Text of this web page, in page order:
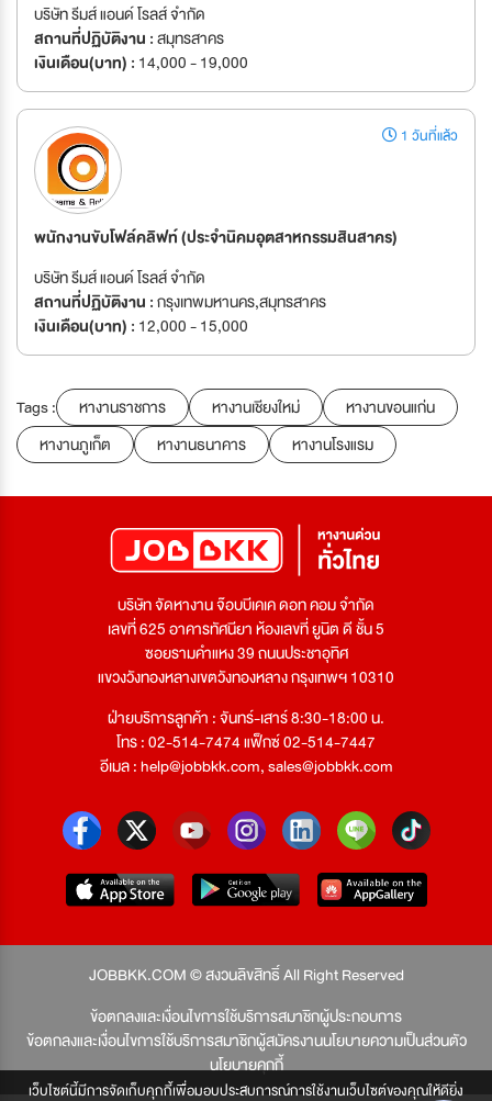
เว็บไซต์นี้มีการจัดเก็บคุกกี้เพื่อมอบประสบการณ์การใช้งานเว็บไซต์ของคุณให้ดียิ่ง
บริษัท รีมส์ แอนด์ โรลส์ จำกัด
สถานที่ปฏิบัติงาน :สมุทรสาคร
เงินเดือน(บาท) : 14,000 - 19,000
1 วันที่แล้ว
พนักงานขับโฟล์คลิฟท์ (ประจำนิคมอุตสาหกรรมสินสาคร)
บริษัท รีมส์ แอนด์ โรลส์ จำกัด
สถานที่ปฏิบัติงาน :กรุงเทพมหานคร,สมุทรสาคร
เงินเดือน(บาท) : 12,000 - 15,000
Tags : หางานราชการ หางานเชียงใหม่
หางานขอนแก่น
หางานภูเก็ต
หางานธนาคาร หางานโรงแรม
บริษัท จัดหางาน จ๊อบบีเคเค ดอท คอม จำกัด
เลขที่ 625 อาคารทัศนียา ห้องเลขที่ ยูนิต ดี ชั้น 5
ซอยรามคำแหง 39 ถนนประชาอุทิศ
แขวงวังทองหลางเขตวังทองหลาง กรุงเทพฯ 10310
ฝ่ายบริการลูกค้า : จันทร์-เสาร์ 8:30-18:00 น.
โทร : 02-514-7474 แฟ็กซ์ 02-514-7447
อีเมล :help@jobbkk.com,sales@jobbkk.com
JOBBKK.COM © สงวนลิขสิทธิ์ All Right Reserved
ข้อตกลงและเงื่อนไขการใช้บริการสมาชิกผู้ประกอบการ
ข้อตกลงและเงื่อนไขการใช้บริการสมาชิกผู้สมัครงานนโยบายความเป็นส่วนตัว
นโยบายคุกกี้